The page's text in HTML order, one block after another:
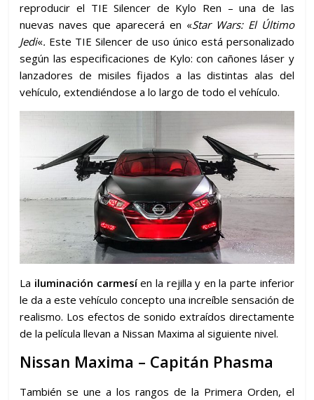
reproducir el TIE Silencer de Kylo Ren – una de las
nuevas naves que aparecerá en «Star Wars: El Último
Jedi«. Este TIE Silencer de uso único está personalizado
según las especificaciones de Kylo: con cañones láser y
lanzadores de misiles fijados a las distintas alas del
vehículo, extendiéndose a lo largo de todo el vehículo.
La iluminación carmesíen la rejilla y en la parte inferior
le da a este vehículo concepto una increíble sensación de
realismo. Los efectos de sonido extraídos directamente
de la película llevan a Nissan Maxima al siguiente nivel.
Nissan Maxima – Capitán Phasma
También se une a los rangos de la Primera Orden, el